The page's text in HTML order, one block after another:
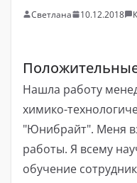
Светлана 10.12.2018
Нашла работу
химико-
"Юнибрайт". Меня
работы. Я всему
обучение